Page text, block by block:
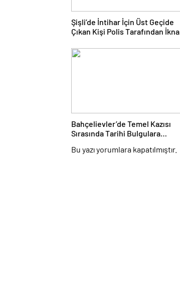
Şişli’de İntihar İçin Üst Geçide
Çıkan Kişi Polis Tarafından İkna
Bahçelievler’de Temel Kazısı
Sırasında Tarihi Bulgulara
Bu yazı yorumlara kapatılmıştır.